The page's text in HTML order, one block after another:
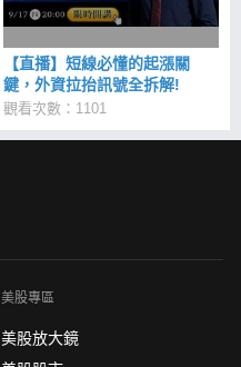
【直播】短線必懂的起漲關
鍵，外資拉抬訊號全拆解!
觀看次數：1101
美股專區
美股放大鏡